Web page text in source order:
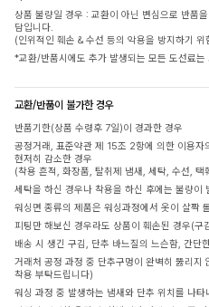
상품 불량일 경우 : 교환이 아닌 변심으로 반
담입니다.
(인위적인 훼손 & 수선 등의 악용을 방지하기
*교환/반품시에도 추가 발생되는 모든 도선료는
교환/반품이 불가한 경우
반품기한(상품 수령후 7일)이 경과한 경우
공정거래, 표준약관 제 15조 2항에 의한 이용
현저히 감소한 경우
(착용 흔적, 화장품, 탈취제 냄새, 세탁, 수선, 택
세탁을 하신 경우나 착용을 하신 후에는 불량이
워싱면 종류의 제품은 워싱과정에서 옷이 살짝
피팅만 해보신 경우라도 상품이 훼손된 경우(구
배송 시 생긴 구김, 단추 바느질의 느슨함, 간단
거래처 공정 과정 중 단추구멍이 완벽히 뚫리지
착용 부탁드립니다)
워싱 과정 중 발생하는 냄새와 단추 위치를 나